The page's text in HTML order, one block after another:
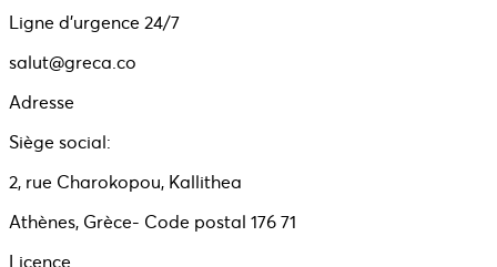
Ligne d'urgence 24/7
salut@greca.co
Adresse
Siège social:
2, rue Charokopou, Kallithea
Athènes, Grèce- Code postal 176 71
Licence